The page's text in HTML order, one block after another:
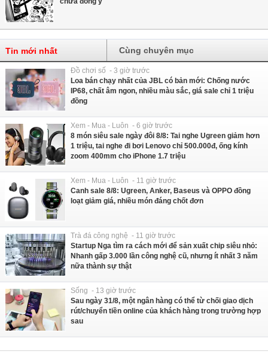
Tin mới nhất Cùng chuyên mục
Đồ chơi số - 3 giờ trước
Loa bán chạy nhất của JBL có bản mới: Chống nước
IP68, chất âm ngon, nhiều màu sắc, giá sale chỉ 1 triệu
đồng
Xem - Mua - Luôn - 6 giờ trước
8 món siêu sale ngày đôi 8/8: Tai nghe Ugreen giảm hơn
1 triệu, tai nghe đi bơi Lenovo chỉ 500.000đ, ống kính
zoom 400mm cho iPhone 1.7 triệu
Xem - Mua - Luôn - 11 giờ trước
Canh sale 8/8: Ugreen, Anker, Baseus và OPPO đồng
loạt giảm giá, nhiều món đáng chốt đơn
Trà đá công nghệ - 11 giờ trước
Startup Nga tìm ra cách mới để sản xuất chip siêu nhỏ:
Nhanh gấp 3.000 lần công nghệ cũ, nhưng ít nhất 3 năm
nữa thành sự thật
Sống - 13 giờ trước
Sau ngày 31/8, một ngân hàng có thể từ chối giao dịch
rút/chuyển tiền online của khách hàng trong trường hợp
sau